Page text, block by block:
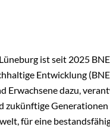
ist seit 2025
Entwicklung
Erwachsene dazu,
zukünftige Generationen
für eine